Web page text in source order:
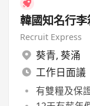
韓國知名行
Recruit Express
葵青, 葵涌
工作日面議
有雙糧及保